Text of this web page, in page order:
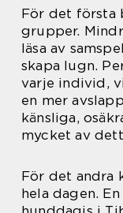
För det första
grupper.
läsa av
skapa lugn.
varje individ,
en mer
känsliga,
mycket av
För det andra
hela dagen.